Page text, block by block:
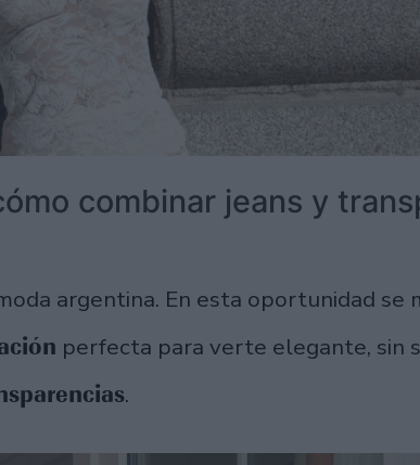
combinar jeans y
argentina. En esta oportunidad se
perfecta para verte elegante, sin
.